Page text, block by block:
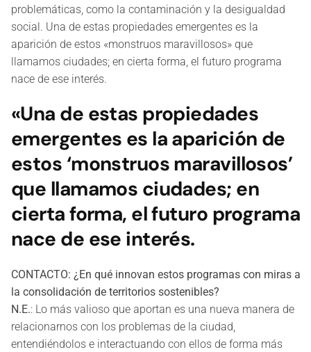
problemáticas, como la contaminación y la desigualdad
social. Una de estas propiedades emergentes es la
aparición de estos «monstruos maravillosos» que
llamamos ciudades; en cierta forma, el futuro programa
nace de ese interés.
«Una de estas propiedades
emergentes es la aparición de
estos ‘monstruos maravillosos’
que llamamos ciudades; en
cierta forma, el futuro programa
nace de ese interés.
CONTACTO: ¿En qué innovan estos programas con miras a
la consolidación de territorios sostenibles?
N.E.: Lo más valioso que aportan es una nueva manera de
relacionarnos con los problemas de la ciudad,
entendiéndolos e interactuando con ellos de forma más